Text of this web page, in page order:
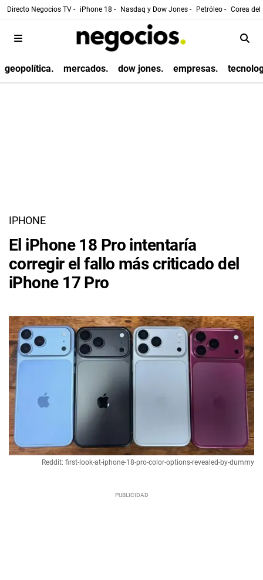
Directo Negocios TV - iPhone 18 - Nasdaq y Dow Jones - Petróleo - Corea
geopolítica. mercados. dow jones. empresas.
IPHONE
El iPhone 18 Pro intentaría
corregir el fallo más criticado del
iPhone 17 Pro
Reddit: first-look-at-iphone-18-pro-color-options-revealed-by-dummy